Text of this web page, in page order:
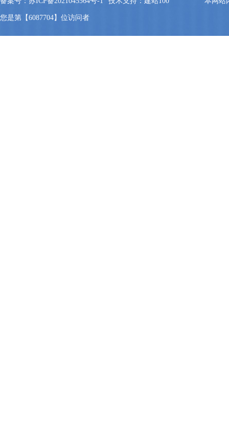
您是第【6087704】位访问者